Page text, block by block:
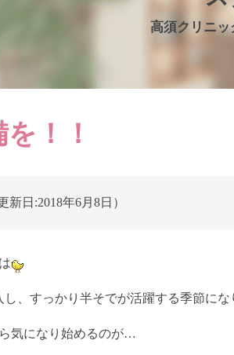
高須クリニ
！！
新日:2018年6月8日）
、すっかり半そでが活躍する季節にな
気になり始めるのが…